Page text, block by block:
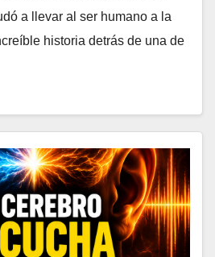
a llevar al ser humano a la
historia detrás de una de